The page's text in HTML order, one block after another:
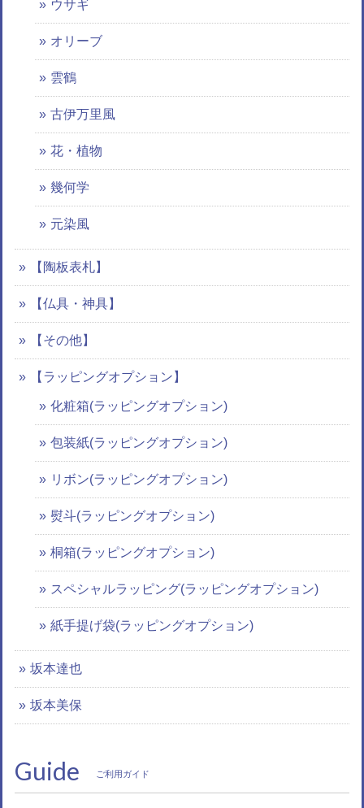
ウサギ
オリーブ
雲鶴
古伊万里風
花・植物
幾何学
元染風
【陶板表札】
【仏具・神具】
【その他】
【ラッピングオプション】
化粧箱(ラッピングオプション)
包装紙(ラッピングオプション)
リボン(ラッピングオプション)
熨斗(ラッピングオプション)
桐箱(ラッピングオプション)
スペシャルラッピング(ラッピングオプション)
紙手提げ袋(ラッピングオプション)
坂本達也
坂本美保
Guide ご利用ガイド